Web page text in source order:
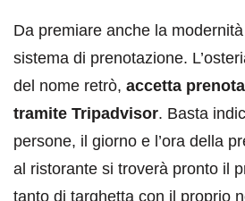
Da premiare anche la
sistema di prenotazione.
del nome retrò, accetta
tramite Tripadvisor. Basta
persone, il giorno e l’ora della
al ristorante si troverà pronto il
tanto di targhetta con il proprio